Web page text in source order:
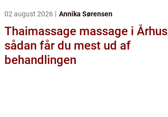
02 august 2026 Annika Sørensen
Thaimassage massage i Århus
sådan får du mest ud af
behandlingen